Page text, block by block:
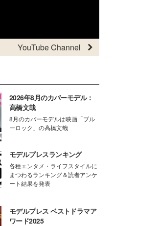
YouTube Channel
2026年8月のカバーモデル：
高橋文哉
8月のカバーモデルは映画「ブル
ーロック」の高橋文哉
モデルプレスランキング
各種エンタメ・ライフスタイルに
まつわるランキング＆読者アンケ
ート結果を発表
モデルプレス ベストドラマア
ワード2025